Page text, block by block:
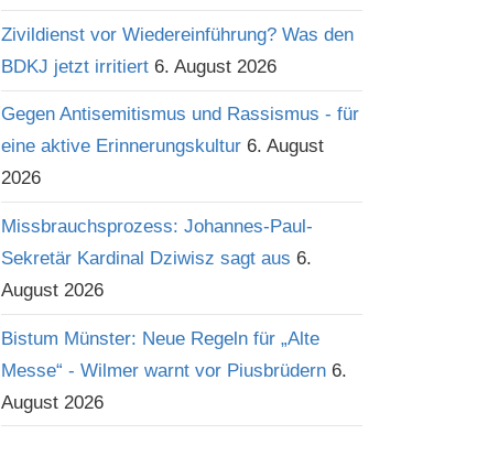
Zivildienst vor Wiedereinführung? Was den
BDKJ jetzt irritiert 6. August 2026
Gegen Antisemitismus und Rassismus - für
eine aktive Erinnerungskultur 6. August
2026
Missbrauchsprozess: Johannes-Paul-
Sekretär Kardinal Dziwisz sagt aus 6.
August 2026
Bistum Münster: Neue Regeln für „Alte
Messe“ - Wilmer warnt vor Piusbrüdern 6.
August 2026